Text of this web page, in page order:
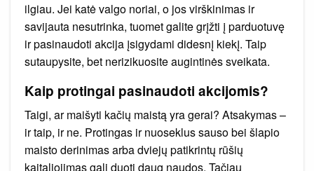
ilgiau. Jei katė valgo noriai, o jos virškinimas ir
savijauta nesutrinka, tuomet galite grįžti į parduotuvę
ir pasinaudoti akcija įsigydami didesnį kiekį. Taip
sutaupysite, bet nerizikuosite augintinės sveikata.
Kaip protingai pasinaudoti akcijomis?
Taigi, ar maišyti kačių maistą yra gerai? Atsakymas –
ir taip, ir ne. Protingas ir nuoseklus sauso bei šlapio
maisto derinimas arba dviejų patikrintų rūšių
kaitaliojimas gali duoti daug naudos. Tačiau